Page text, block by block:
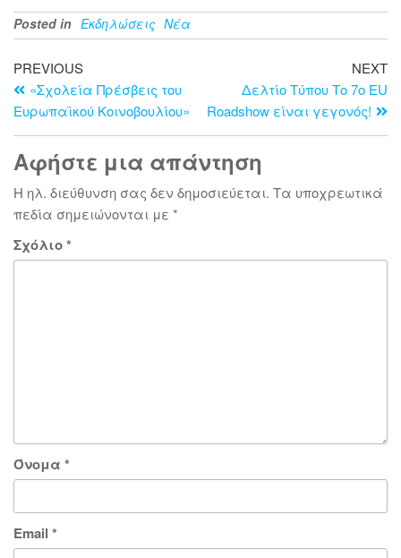
Posted in Εκδηλώσεις Νέα
PREVIOUS
«Σχολεία Πρέσβεις του
Ευρωπαϊκού Κοινοβουλίου»
NEXT
Δελτίο Τύπου Το 7ο EU
Roadshow είναι γεγονός!
Αφήστε μια απάντηση
Η ηλ. διεύθυνση σας δεν δημοσιεύεται. Τα υποχρεωτικά
πεδία σημειώνονται με *
Σχόλιο*
Όνομα *
Email *